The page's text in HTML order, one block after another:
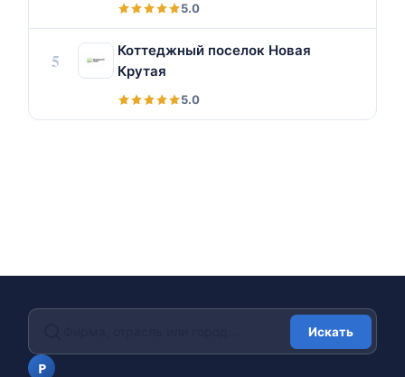
5.0
5
Коттеджный поселок Новая
Крутая
5.0
P
Искать